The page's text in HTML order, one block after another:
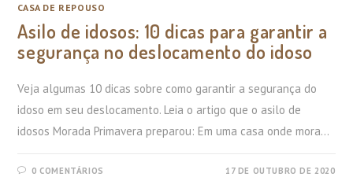
CASA DE REPOUSO
Asilo de idosos: 10 dicas para garantir a
segurança no deslocamento do idoso
Veja algumas 10 dicas sobre como garantir a segurança do
idoso em seu deslocamento. Leia o artigo que o asilo de
idosos Morada Primavera preparou: Em uma casa onde mora…
0 COMENTÁRIOS 17 DE OUTUBRO DE 2020